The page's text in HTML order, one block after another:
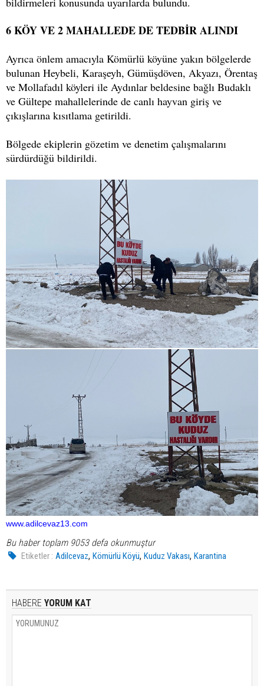
6 KÖY VE 2 MAHALLEDE DE TEDBİR ALINDI
Ayrıca önlem amacıyla Kömürlü köyüne yakın bölgelerde
bulunan Heybeli, Karaşeyh, Gümüşdöven, Akyazı, Örentaş
ve Mollafadıl köyleri ile Aydınlar beldesine bağlı Budaklı
ve Gültepe mahallelerinde de canlı hayvan giriş ve
çıkışlarına kısıtlama getirildi.
Bölgede ekiplerin gözetim ve denetim çalışmalarını
sürdürdüğü bildirildi.
www.adilcevaz13.com
Bu haber toplam 9053 defa okunmuştur
Etiketler : Adilcevaz,Kömürlü Köyü,Kuduz Vakası,Karantina
HABERE YORUM KAT